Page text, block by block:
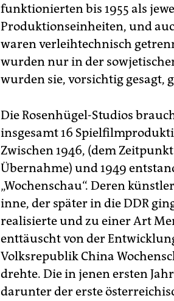
funktionierten bis 1955 als
Produktionseinheiten, und
waren verleihtechnisch
wurden nur in der
wurden sie, vorsichtig gesagt,
Die Rosenhügel-Studios
insgesamt 16
Zwischen 1946, (dem
Übernahme) und 1949
„Wochenschau“. Deren
inne, der später in die DDR
realisierte und zu einer Art
enttäuscht von der
Volksrepublik China
drehte. Die in jenen ersten
darunter der erste